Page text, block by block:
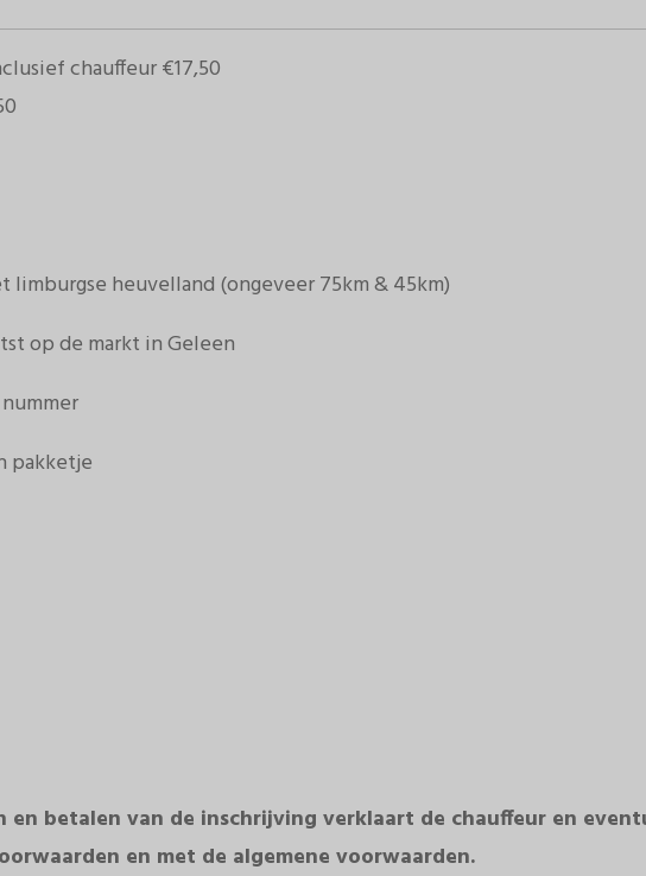
chauffeur €17,50
limburgse heuvelland (ongeveer 75km & 45km)
op de markt in Geleen
pakketje
betalen van de inschrijving verklaart de chauffeur en
en met de algemene voorwaarden.